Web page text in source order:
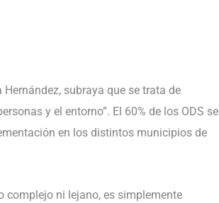
subraya que se trata de
y el entorno”. El 60% de los ODS se
en los distintos municipios de
complejo ni lejano, es simplemente